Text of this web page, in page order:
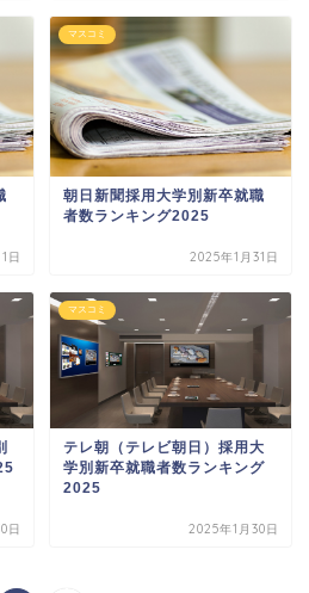
日
マスコミ
朝日新聞採用大学別新卒就職
者数ランキング2025
2025年1月31日
日
マスコミ
テレ朝（テレビ朝日）採用大
学別新卒就職者数ランキング
2025
2025年1月30日